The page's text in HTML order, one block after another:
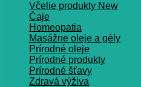
Včelie produkty
Čaje
Homeopatia
Masážne oleje a gély
Prírodné oleje
Prírodné produkty
Prírodné šťavy
Zdravá výživa